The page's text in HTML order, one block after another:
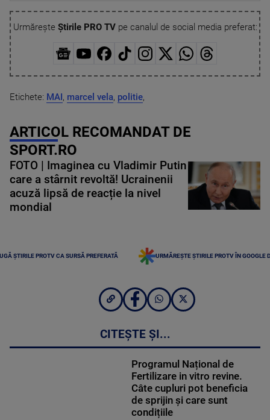
Urmărește Știrile PRO TVpe canalul de social media preferat:
Etichete: MAI, marcel vela, politie,
ARTICOL RECOMANDAT DE
SPORT.RO
FOTO | Imaginea cu Vladimir Putin
care a stârnit revoltă! Ucrainenii
acuză lipsă de reacție la nivel
mondial
ȘTIRILE PROTV CA SURSĂ PREFERATĂ URMĂREȘTE ȘTIRILE PROTV ÎN GOOGLE
CITEȘTE ȘI...
Programul Național de
Fertilizare in vitro revine.
Câte cupluri pot beneficia
de sprijin și care sunt
condițiile